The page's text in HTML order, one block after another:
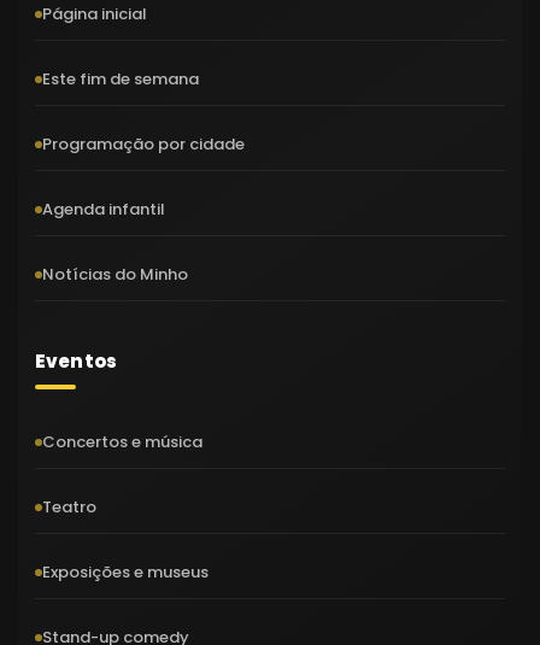
Página inicial
Este fim de semana
Programação por cidade
Agenda infantil
Notícias do Minho
Eventos
Concertos e música
Teatro
Exposições e museus
Stand-up comedy